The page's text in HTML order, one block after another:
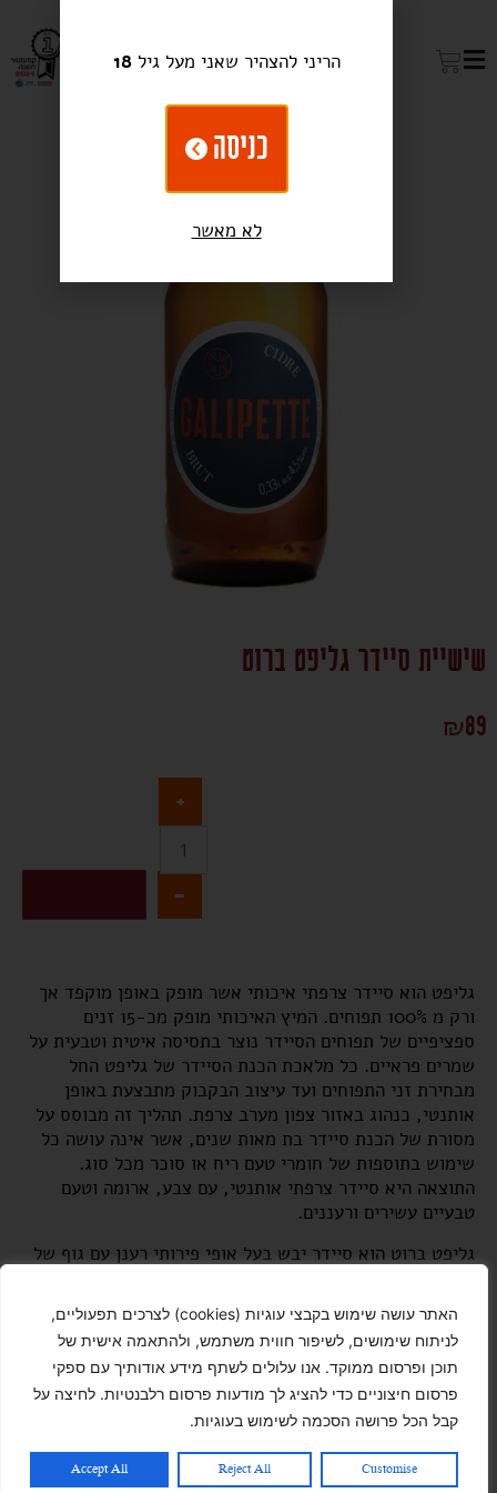
האתר עושה שימוש בקבצי עוגיות (cookies) לצרכים תפעוליים,
לניתוח שימושים, לשיפור חווית משתמש, ולהתאמה אישית של
תוכן ופרסום ממוקד. אנו עלולים לשתף מידע אודותיך עם ספקי
פרסום חיצוניים כדי להציג לך מודעות פרסום רלבנטיות. לחיצה על
קבל הכל פרושה הסכמה לשימוש בעוגיות.
Customise
Reject All
Accept All
שישיית סיידר גליפט ברוט
₪89
+
-
גליפט הוא סיידר צרפתי איכותי אשר מופק באופן מוקפד אך
ורק מ 100% תפוחים. המיץ האיכותי מופק מכ-15 זנים
ספציפיים של תפוחים הסיידר נוצר בתסיסה איטית וטבעית על
שמרים פראיים. כל מלאכת הכנת הסיידר של גליפט החל
מבחירת זני התפוחים ועד עיצוב הבקבוק מתבצעת באופן
אותנטי, כנהוג באזור צפון מערב צרפת. תהליך זה מבוסס על
מסורת של הכנת סיידר בת מאות שנים, אשר אינה עושה כל
שימוש בתוספות של חומרי טעם ריח או סוכר מכל סוג.
התוצאה היא סיידר צרפתי אותנטי, עם צבע, ארומה וטעם
טבעיים עשירים ורעננים.
גליפט ברוט הוא סיידר יבש בעל אופי פירותי רענן עם גוף של
מובחרים מאזור בריטאני בצפון מערב צרפת. צבעו צבע זהוב
והוא בעל גיזוז נעים וטעם עשיר, יבש ונקי של תפוחים טריים
ורעננים. סיידר בחוזק של 4.5% אלכוהול
ללא תוספות סוכר
וללא גלוטן .330 מ"ל לבקבוק
הריני להצהיר שאני מעל גיל18
כניסה
לא מאשר